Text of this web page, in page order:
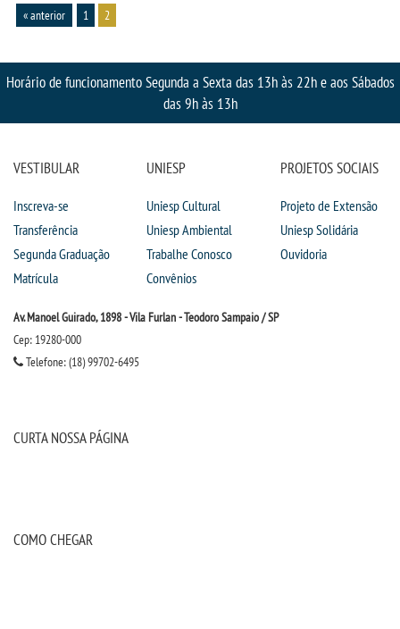
« anterior 1 2
Horário de funcionamento Segunda a Sexta das 13h às 22h e aos Sábados
das 9h às 13h
VESTIBULAR
Inscreva-se
Transferência
Segunda Graduação
Matrícula
UNIESP
Uniesp Cultural
Uniesp Ambiental
Trabalhe Conosco
Convênios
PROJETOS SOCIAIS
Projeto de Extensão
Uniesp Solidária
Ouvidoria
Av. Manoel Guirado, 1898 - Vila Furlan - Teodoro Sampaio / SP
Cep: 19280-000
Telefone: (18) 99702-6495
CURTA NOSSA PÁGINA
COMO CHEGAR